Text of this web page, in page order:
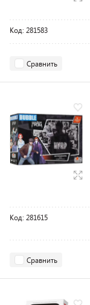
Код: 281583
Сравнить
Код: 281615
Сравнить